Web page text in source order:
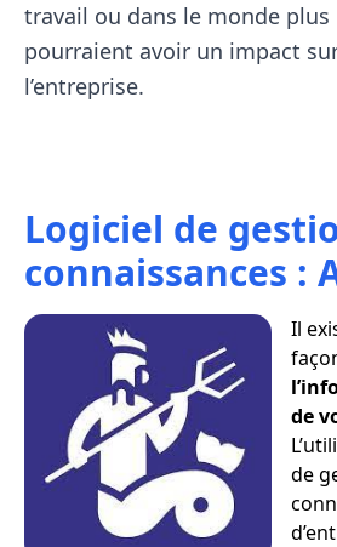
travail ou dans le monde plus
pourraient avoir un impact
l’entreprise.
Logiciel de
connaissances :
Il
de
de